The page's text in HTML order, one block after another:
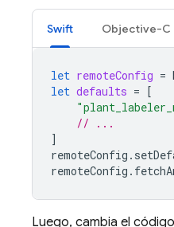
Swift Objective-C
let remoteConfig =
let defaults = [
// ...
]
remoteConfig .
remoteConfig .
Luego, cambia el